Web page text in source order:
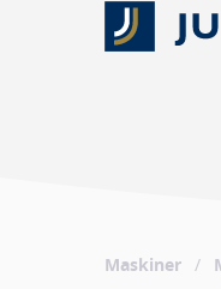
Maskiner /